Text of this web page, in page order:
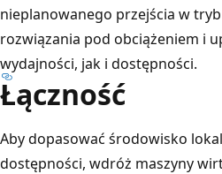
nieplanowanego przejścia w
rozwiązania pod obciążeniem i
wydajności, jak i dostępności.
Łączność
Aby dopasować środowisko
dostępności, wdróż maszyny